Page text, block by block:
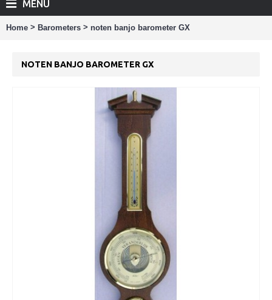
MENU
Home > Barometers > noten banjo barometer GX
NOTEN BANJO BAROMETER GX